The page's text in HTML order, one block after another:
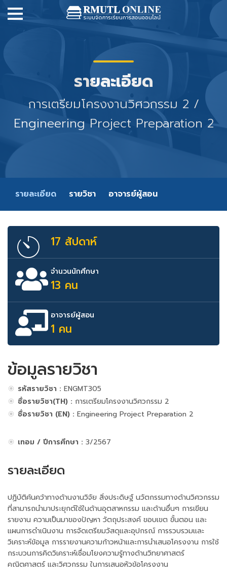
รายละเอียด
การเตรียมโครงงานวิศวกรรม 2 /
Engineering Project Preparation 2
รายละเอียด รายวิชา อาจารย์ผู้สอน
17 สัปดาห์
จำนวนนักศึกษา
13 คน
อาจารย์ผู้สอน
1 คน
ข้อมูลรายวิชา
รหัสรายวิชา : ENGMT305
ชื่อรายวิชา(TH) : การเตรียมโครงงานวิศวกรรม 2
ชื่อรายวิชา (EN) : Engineering Project Preparation 2
เทอม / ปีการศึกษา : 3/2567
รายละเอียด
ปฏิบัติค้นคว้าทางด้านงานวิจัย สิ่งประดิษฐ์ นวัตกรรมทางด้านวิศวกรรม
ที่สามารถนำมาประยุกต์ใช้ในด้านอุตสาหกรรม และด้านอื่นๆ การเขียน
รายงาน ความเป็นมาของปัญหา วัตถุประสงค์ ขอบเขต ขั้นตอน และ
แผนการดำเนินงาน การจัดเตรียมวัสดุและอุปกรณ์ การรวบรวมและ
วิเคราะห์ข้อมูล การรายงานความก้าวหน้าและการนำเสนอโครงงาน การใช้
กระบวนการคิดวิเคราะห์เชื่อมโยงความรู้ทางด้านวิทยาศาสตร์
คณิตศาสตร์ และวิศวกรรม ในการเสนอหัวข้อโครงงาน